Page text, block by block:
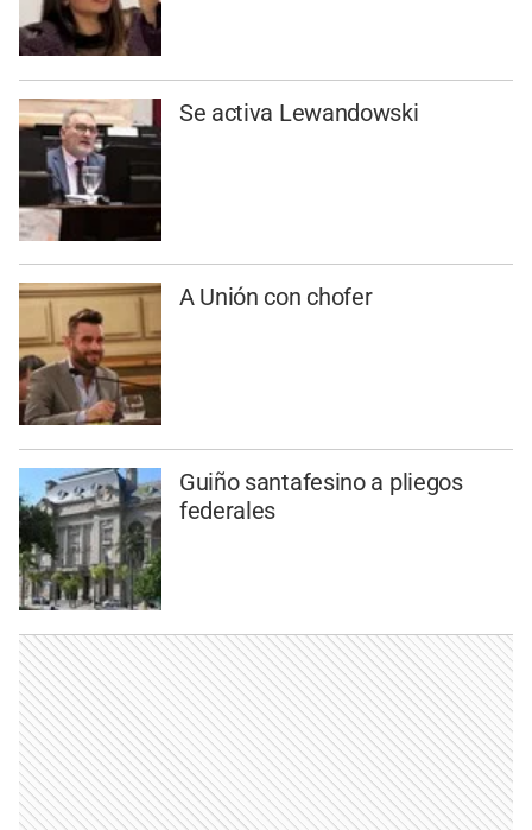
Se activa Lewandowski
A Unión con chofer
Guiño santafesino a pliegos
federales